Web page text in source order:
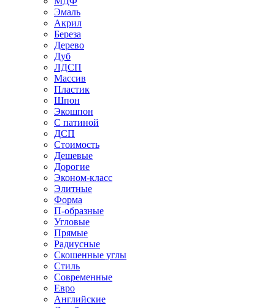
Эмаль
Акрил
Береза
Дерево
Дуб
ЛДСП
Массив
Пластик
Шпон
Экошпон
С патиной
ДСП
Стоимость
Дешевые
Дорогие
Эконом-класс
Элитные
Форма
П-образные
Угловые
Прямые
Радиусные
Скошенные углы
Стиль
Современные
Евро
Английские